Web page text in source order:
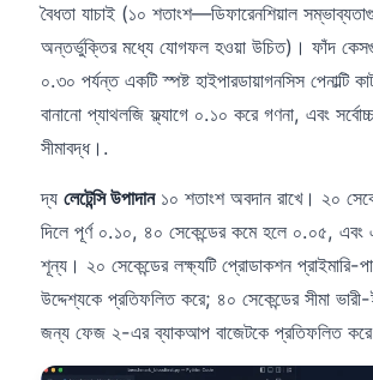
বৈধতা যাচাই (১০ শতাংশ—ডিফারেনশিয়াল
অন্তর্ভুক্তির মধ্যে যোগফল হওয়া উচিত)। ফাঁদ
০.৩০ পর্যন্ত একটি স্পষ্ট হাইপারডায়াগনসিস পেনাল্টি
বানানো প্যাথলজি ফ্ল্যাগে ০.১০ করে গণনা, এবং
সীমাবদ্ধ।.
দ্য লেটেন্সি উপাদান১০ শতাংশ অবদান রাখে। ২০
দিলে পূর্ণ ০.১০, ৪০ সেকেন্ডের কমে হলে ০.০৫, এবং
শূন্য। ২০ সেকেন্ডের লক্ষ্যটি প্রোডাকশন প্রাইমারি-
উদ্দেশ্যকে প্রতিফলিত করে; ৪০ সেকেন্ডের সীমা ভারী-
জন্য ফেজ ২-এর ব্যাকআপ বাজেটকে প্রতিফলিত
اردو
मराठी
తెలుగు
ગુજરાતી
മലയാളം
Bahasa Melayu
Tiếng Việt
Tagalog